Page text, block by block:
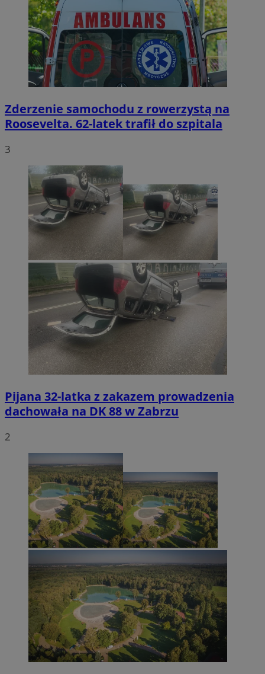
Zderzenie samochodu z rowerzystą na
Roosevelta. 62-latek trafił do szpitala
3
Pijana 32-latka z zakazem prowadzenia
dachowała na DK 88 w Zabrzu
2